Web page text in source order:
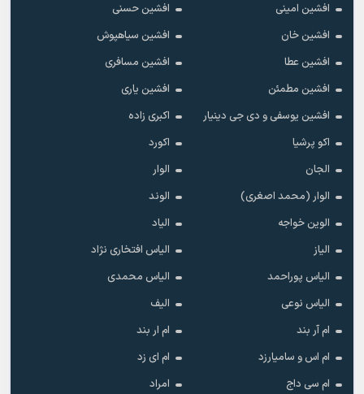
افشین امینی
افشین حسنی
افشین خان
افشین سیاهپوش
افشین عطا
افشین مسافری
افشین مطمئن
افشین یاری
افشین یوسفی و دی جی دینیار
اکبری زاده
اکو پرشیا
اکورد
الجان
الوار
الوار (محمد اصغری)
الوند
الوین خواجه
الیاد
الیاز
الیاس افتخاری نژاد
الیاس پوراحمد
الیاس محمدی
الیاس نوعی
الیف
ام آر بند
ام ار بند
ام اس و سامیارزد
ام ای زد
ام سی داج
امراد